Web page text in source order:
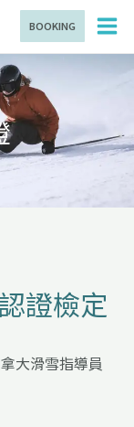
BOOKING
證檢定
大滑雪指導員